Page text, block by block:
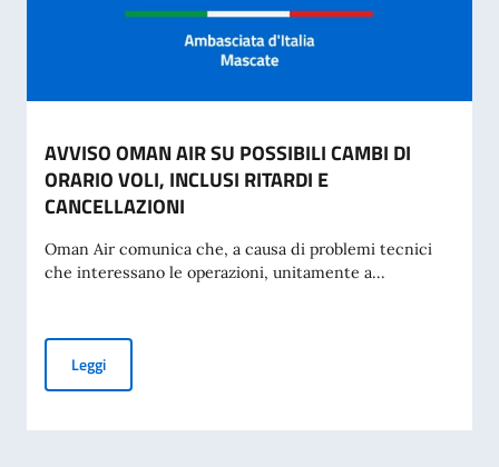
AVVISO OMAN AIR SU POSSIBILI CAMBI DI
ORARIO VOLI, INCLUSI RITARDI E
CANCELLAZIONI
Oman Air comunica che, a causa di problemi tecnici
che interessano le operazioni, unitamente a...
LeggiAVVISO OMAN AIR SU POSSIBILI CAMBI DI ORARIO VOLI,